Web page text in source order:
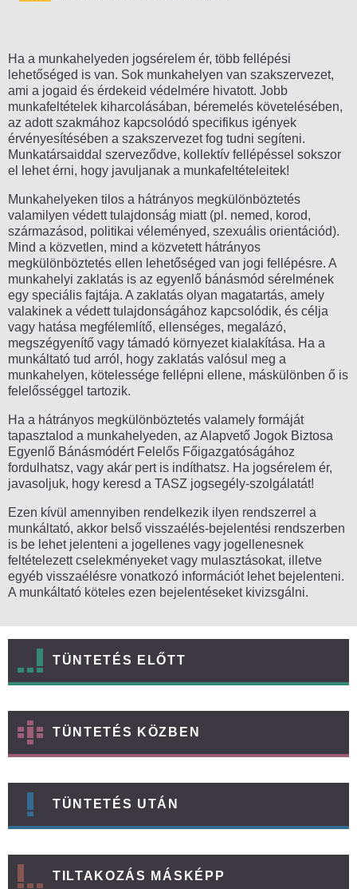
Ha a munkahelyeden jogsérelem ér, több fellépési
lehetőséged is van. Sok munkahelyen van szakszervezet,
ami a jogaid és érdekeid védelmére hivatott. Jobb
munkafeltételek kiharcolásában, béremelés követelésében,
az adott szakmához kapcsolódó specifikus igények
érvényesítésében a szakszervezet fog tudni segíteni.
Munkatársaiddal szerveződve, kollektív fellépéssel sokszor
el lehet érni, hogy javuljanak a munkafeltételeitek!
Munkahelyeken tilos a hátrányos megkülönböztetés
valamilyen védett tulajdonság miatt (pl. nemed, korod,
származásod, politikai véleményed, szexuális orientációd).
Mind a közvetlen, mind a közvetett hátrányos
megkülönböztetés ellen lehetőséged van jogi fellépésre. A
munkahelyi zaklatás is az egyenlő bánásmód sérelmének
egy speciális fajtája. A zaklatás olyan magatartás, amely
valakinek a védett tulajdonságához kapcsolódik, és célja
vagy hatása megfélemlítő, ellenséges, megalázó,
megszégyenítő vagy támadó környezet kialakítása. Ha a
munkáltató tud arról, hogy zaklatás valósul meg a
munkahelyen, kötelessége fellépni ellene, máskülönben ő is
felelősséggel tartozik.
Ha a hátrányos megkülönböztetés valamely formáját
tapasztalod a munkahelyeden, az Alapvető Jogok Biztosa
Egyenlő Bánásmódért Felelős Főigazgatóságához
fordulhatsz, vagy akár pert is indíthatsz. Ha jogsérelem ér,
javasoljuk, hogy keresd a TASZ jogsegély-szolgálatát!
Ezen kívül amennyiben rendelkezik ilyen rendszerrel a
munkáltató, akkor belső visszaélés-bejelentési rendszerben
is be lehet jelenteni a jogellenes vagy jogellenesnek
feltételezett cselekményeket vagy mulasztásokat, illetve
egyéb visszaélésre vonatkozó információt lehet bejelenteni.
A munkáltató köteles ezen bejelentéseket kivizsgálni.
TÜNTETÉS ELŐTT
TÜNTETÉS KÖZBEN
TÜNTETÉS UTÁN
TILTAKOZÁS MÁSKÉPP